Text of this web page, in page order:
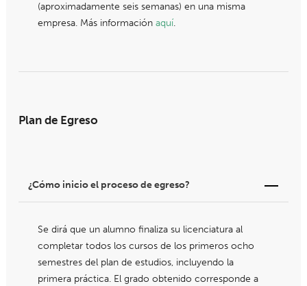
(aproximadamente seis semanas) en una misma
empresa. Más información aquí.
Plan de Egreso
¿Cómo inicio el proceso de egreso?
Se dirá que un alumno finaliza su licenciatura al
completar todos los cursos de los primeros ocho
semestres del plan de estudios, incluyendo la
primera práctica. El grado obtenido corresponde a